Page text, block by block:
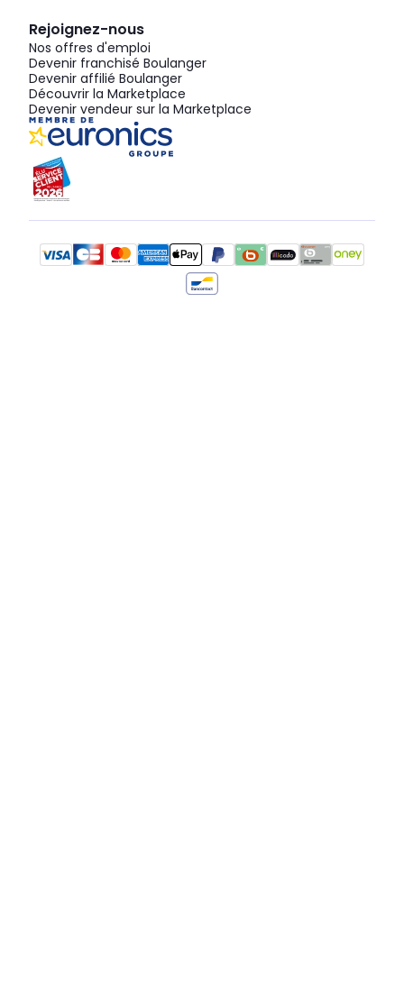
Rejoignez-nous
Nos offres d'emploi
Devenir franchisé Boulanger
Devenir affilié Boulanger
Découvrir la Marketplace
Devenir vendeur sur la Marketplace